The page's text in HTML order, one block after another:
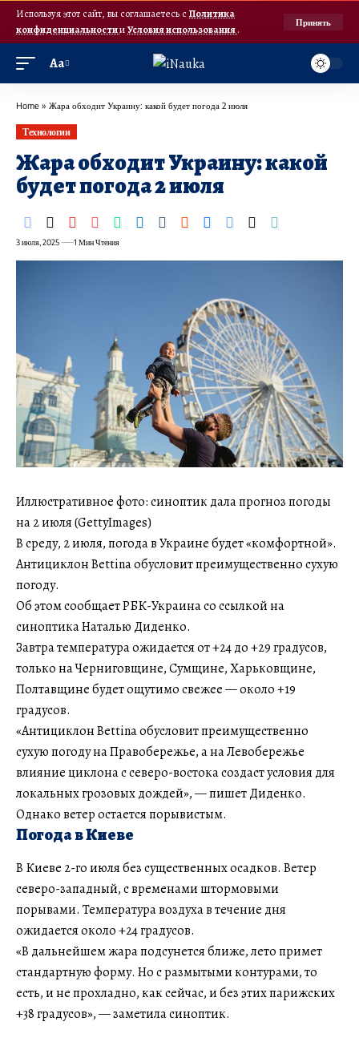
Используя этот сайт, вы соглашаетесь с Политика
конфиденциальностииУсловия использования.
Принять
Аа
Home » Жара обходит Украину: какой будет погода 2 июля
Технологии
Жара обходит Украину: какой
будет погода 2 июля
3 июля, 2025 1 Мин Чтения
Иллюстративное фото: синоптик дала прогноз погоды
на 2 июля (GettyImages)
В среду, 2 июля, погода в Украине будет «комфортной».
Антициклон Bettina обусловит преимущественно сухую
погоду.
Об этом сообщает РБК-Украина со ссылкой на
синоптика Наталью Диденко.
Завтра температура ожидается от +24 до +29 градусов,
только на Черниговщине, Сумщине, Харьковщине,
Полтавщине будет ощутимо свежее — около +19
градусов.
«Антициклон Bettina обусловит преимущественно
сухую погоду на Правобережье, а на Левобережье
влияние циклона с северо-востока создаст условия для
локальных грозовых дождей», — пишет Диденко.
Однако ветер остается порывистым.
Погода в Киеве
В Киеве 2-го июля без существенных осадков. Ветер
северо-западный, с временами штормовыми
порывами. Температура воздуха в течение дня
ожидается около +24 градусов.
«В дальнейшем жара подсунется ближе, лето примет
стандартную форму. Но с размытыми контурами, то
есть, и не прохладно, как сейчас, и без этих парижских
+38 градусов», — заметила синоптик.